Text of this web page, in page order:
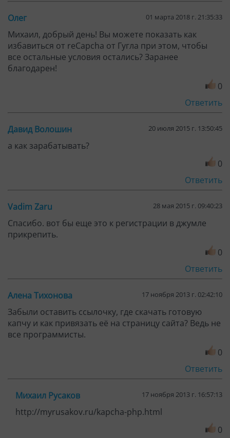
Олег 01 марта 2018 г. 21:35:33
Михаил, добрый день! Вы можете показать как
избавиться от reCapcha от Гугла при этом, чтобы
все остальные условия остались? Заранее
благодарен!
0
Ответить
Давид Волошин 20 июля 2015 г. 13:50:45
а как зарабатывать?
0
Ответить
Vadim Zaru 28 мая 2015 г. 09:40:23
Спасибо. вот бы еще это к регистрации в джумле
прикрепить.
0
Ответить
Алена Тихонова 17 ноября 2013 г. 02:42:10
Забыли оставить ссылочку, где скачать готовую
капчу и как привязать её на страницу сайта? Ведь не
все программисты.
0
Ответить
Михаил Русаков 17 ноября 2013 г. 16:57:13
http://myrusakov.ru/kapcha-php.html
0